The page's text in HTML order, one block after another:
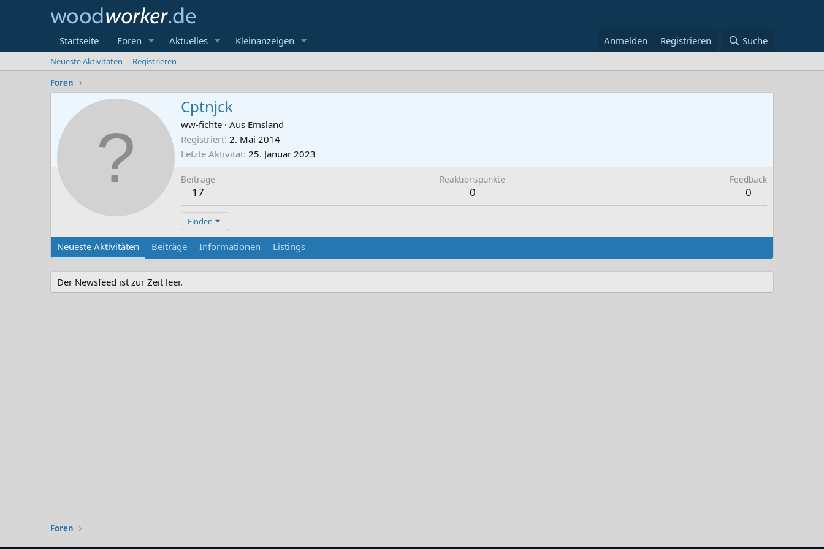
Startseite Foren Aktuelles Kleinanzeigen Anmelden Registrieren Suche
Neueste Aktivitäten
Registrieren
Foren
Cptnjck
ww-fichte · Aus Emsland
Registriert 2. Mai 2014
Letzte Aktivität 25. Januar 2023
Beiträge
17
Reaktionspunkte
0
Feedback
0
Finden
Neueste Aktivitäten Beiträge Informationen Listings
Der Newsfeed ist zur Zeit leer.
Foren